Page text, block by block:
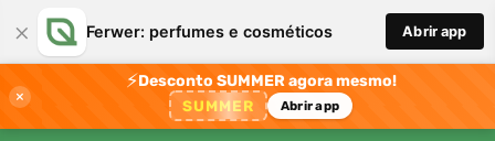
× Ferwer: perfumes e cosméticos Abrir app
×
⚡Desconto SUMMER agora mesmo!
SUMMER Abrir app